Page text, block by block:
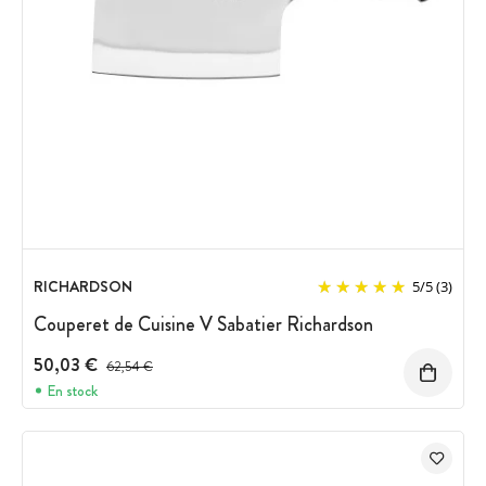
RICHARDSON 5/5(3)
Couperet de Cuisine V Sabatier Richardson
50,03 € Prix avant réduction :
62,54 €
En stock